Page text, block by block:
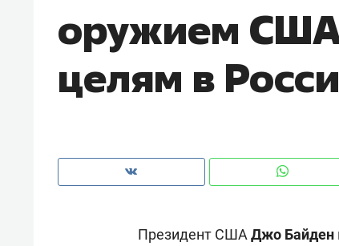
оружием
целям в
Президент США Джо Байден
рынки, почему надо знать
чем интересен Оман?